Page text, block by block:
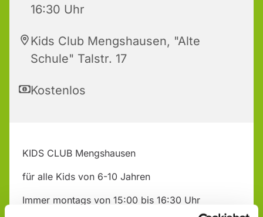
16:30 Uhr
Kids Club Mengshausen, "Alte
Schule" Talstr. 17
Kostenlos
KIDS CLUB Mengshausen
für alle Kids von 6-10 Jahren
Immer montags von 15:00 bis 16:30 Uhr